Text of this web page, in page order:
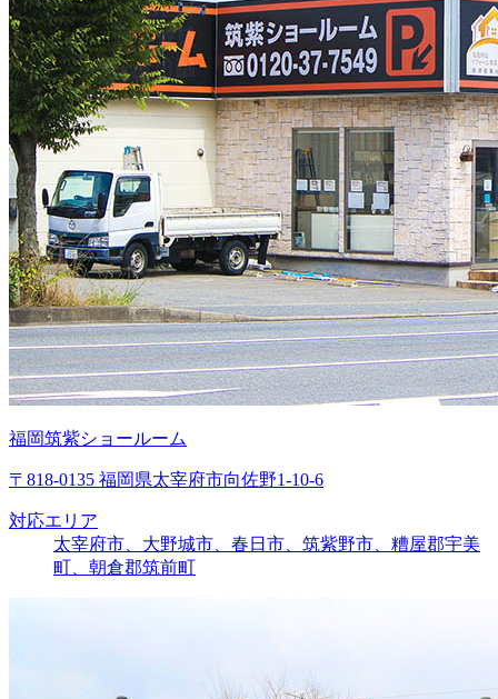
福岡筑紫ショールーム
〒818-0135 福岡県太宰府市向佐野1-10-6
対応エリア
太宰府市、大野城市、春日市、筑紫野市、糟屋郡宇美
町、朝倉郡筑前町